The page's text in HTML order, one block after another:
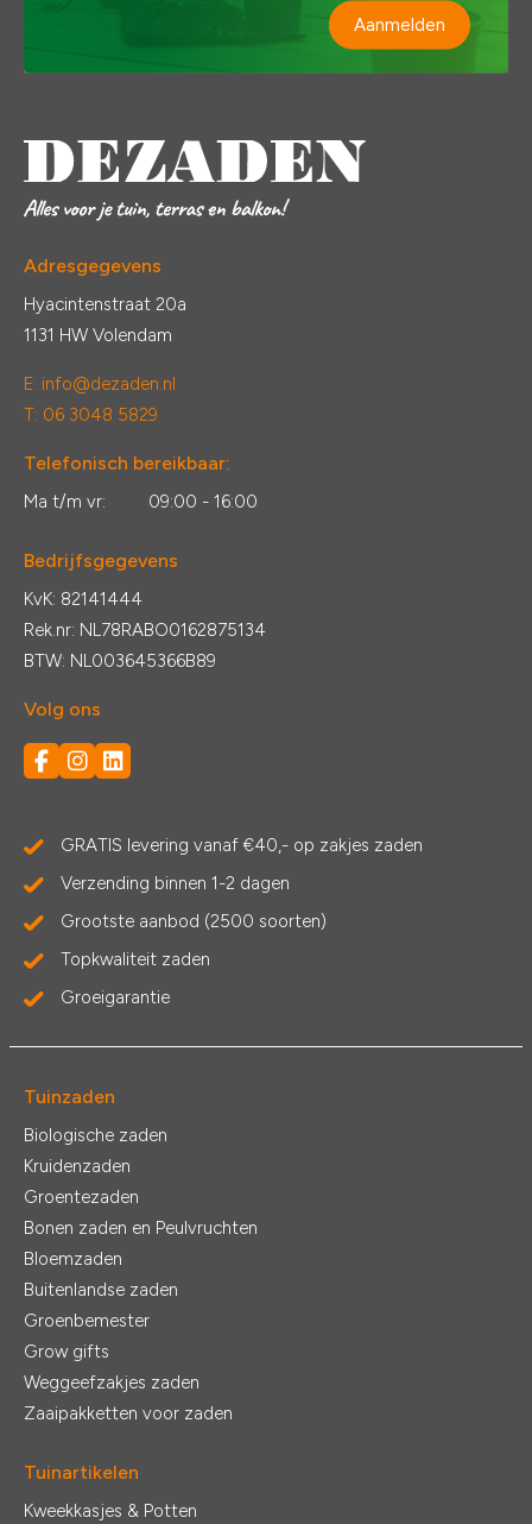
Aanmelden
Adresgegevens
Hyacintenstraat 20a
1131 HW Volendam
E: info@dezaden.nl
T: 06 3048 5829
Telefonisch bereikbaar:
Ma t/m vr: 09:00 - 16:00
Bedrijfsgegevens
KvK: 82141444
Rek.nr: NL78RABO0162875134
BTW: NL003645366B89
Volg ons
GRATIS levering vanaf €40,- op zakjes zaden
Verzending binnen 1-2 dagen
Grootste aanbod (2500 soorten)
Topkwaliteit zaden
Groeigarantie
Tuinzaden
Biologische zaden
Kruidenzaden
Groentezaden
Bonen zaden en Peulvruchten
Bloemzaden
Buitenlandse zaden
Groenbemester
Grow gifts
Weggeefzakjes zaden
Zaaipakketten voor zaden
Tuinartikelen
Kweekkasjes & Potten